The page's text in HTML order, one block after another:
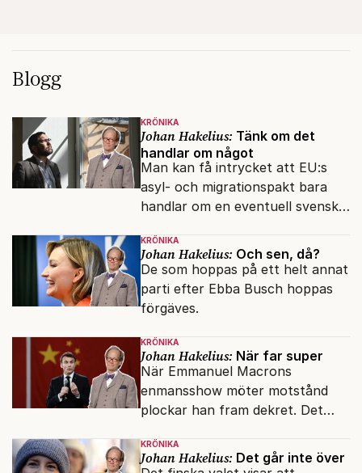
Blogg
KRÖNIKA
Johan Hakelius: Tänk om det
handlar om något
Man kan få intrycket att EU:s
asyl- och migrationspakt bara
handlar om en eventuell svensk
KRÖNIKA
Johan Hakelius: Och sen, då?
De som hoppas på ett helt annat
parti efter Ebba Busch hoppas
förgäves.
KRÖNIKA
Johan Hakelius: När far super
När Emmanuel Macrons
enmansshow möter motstånd
plockar han fram dekret. Det
liberaler.
KRÖNIKA
Johan Hakelius: Det går inte över